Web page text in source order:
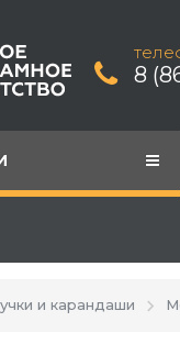
8
и карандаши